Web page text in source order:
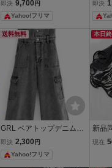
即決 9,700 円
Yahoo!フリマ
S レ
即決
送料無料
GRL ベアトップデニムオ
ールインワン グレー Lサ
イズ
即決 2,300 円
Yahoo!フリマ
本日
新品
リル
現在